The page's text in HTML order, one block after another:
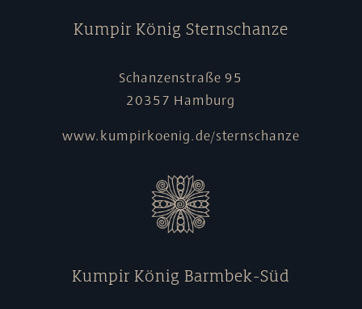
Kumpir König Sternschanze
Schanzenstraße 95
20357 Hamburg
www.kumpirkoenig.de/sternschanze
Kumpir König Barmbek-Süd